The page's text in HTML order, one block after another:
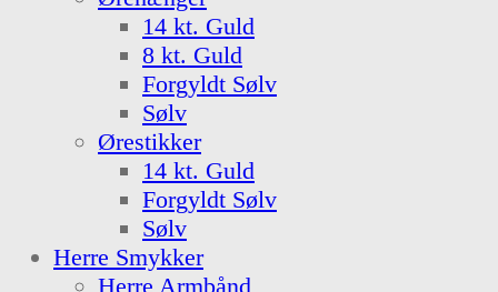
14 kt. Guld
8 kt. Guld
Forgyldt Sølv
Sølv
Ørestikker
14 kt. Guld
Forgyldt Sølv
Sølv
Herre Smykker
Herre Armbånd